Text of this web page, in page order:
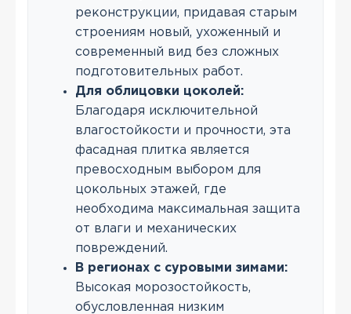
реконструкции, придавая старым
строениям новый, ухоженный и
современный вид без сложных
подготовительных работ.
Для облицовки цоколей:
Благодаря исключительной
влагостойкости и прочности, эта
фасадная плитка является
превосходным выбором для
цокольных этажей, где
необходима максимальная защита
от влаги и механических
повреждений.
В регионах с суровыми зимами:
Высокая морозостойкость,
обусловленная низким